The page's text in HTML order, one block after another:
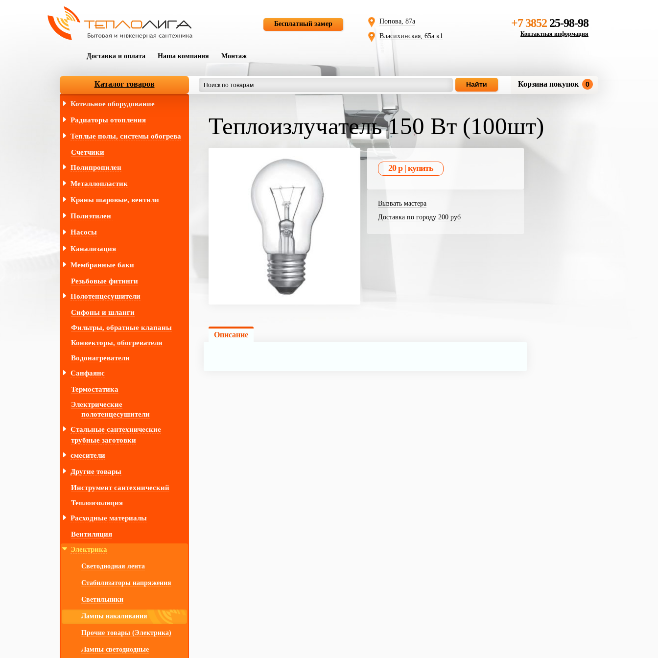
Бесплатный замер
Попова, 87а
Власихинская, 65а к1
+7 3852 25-98-98
Контактная информация
Доставка и оплата Наша компания Монтаж
Каталог товаров Корзина покупок 0
Котельное оборудование
Радиаторы отопления
Теплые полы, системы обогрева
Счетчики
Полипропилен
Металлопластик
Краны шаровые, вентили
Полиэтилен
Насосы
Канализация
Мембранные баки
Резьбовые фитинги
Полотенцесушители
Сифоны и шланги
Фильтры, обратные клапаны
Конвекторы, обогреватели
Водонагреватели
Санфаянс
Термостатика
Электрические
полотенцесушители
Стальные сантехнические
трубные заготовки
смесители
Другие товары
Инструмент сантехнический
Теплоизоляция
Расходные материалы
Вентиляция
Электрика
Светодиодная лента
Стабилизаторы напряжения
Светильники
Лампы накаливания
Прочие товары (Электрика)
Лампы светодиодные
Теплоизлучатель 150 Вт (100шт)
Вызвать мастера
Доставка по городу 200 руб
Описание